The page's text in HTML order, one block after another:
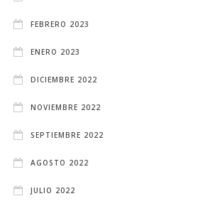
FEBRERO 2023
ENERO 2023
DICIEMBRE 2022
NOVIEMBRE 2022
SEPTIEMBRE 2022
AGOSTO 2022
JULIO 2022